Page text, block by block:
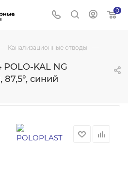
0
Канализационные отводы —
POLO-KAL NG
87,5°, синий